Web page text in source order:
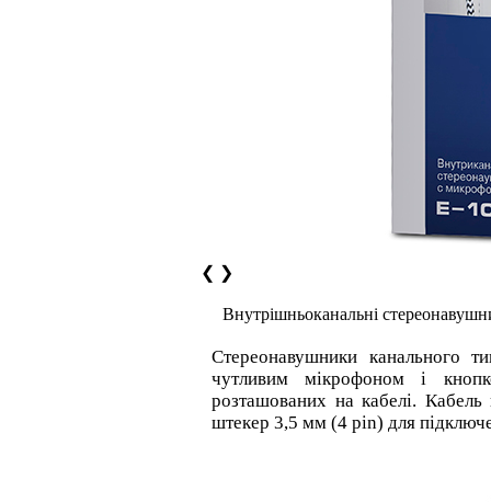
❮ ❯
Внутрішньоканальні
Стереонавушники канального
чутливим мікрофоном і
розташованих на кабелі.
штекер 3,5 мм (4 pin) для